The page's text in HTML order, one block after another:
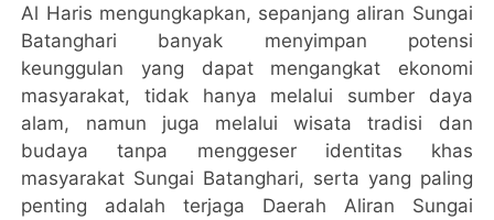
Al Haris mengungkapkan, sepanjang aliran Sungai
Batanghari banyak menyimpan potensi
keunggulan yang dapat mengangkat ekonomi
masyarakat, tidak hanya melalui sumber daya
alam, namun juga melalui wisata tradisi dan
budaya tanpa menggeser identitas khas
masyarakat Sungai Batanghari, serta yang paling
penting adalah terjaga Daerah Aliran Sungai